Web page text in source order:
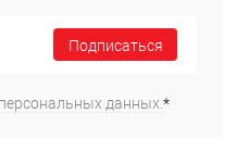
Подписаться
данных.*